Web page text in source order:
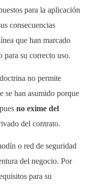
para la aplicación
consecuencias
que han marcado
para su correcto uso.
no permite
se han asumido porque
no exime del
del contrato.
o red de seguridad
del negocio. Por
para su